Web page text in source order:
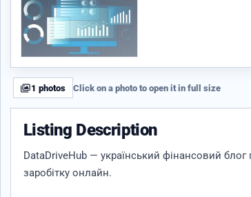
1 photos Click on a photo to open it in full size
Listing Description
DataDriveHub — український фінансовий блог
заробітку онлайн.